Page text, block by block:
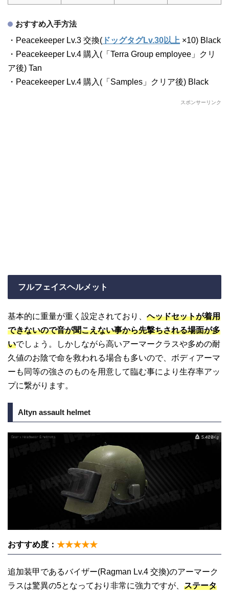
おすすめ入手方法
・Peacekeeper Lv.3 交換( ドッグタグLv.30以上 ×10) Black
・Peacekeeper Lv.4 購入(「Terra Group employee」クリ
ア後) Tan
・Peacekeeper Lv.4 購入(「Samples」クリア後) Black
スポンサーリンク
フルフェイスヘルメット
基本的に重量が重く設定されており、 ヘッドセットが着用
できないので音が聞こえない事から先撃ちされる場面が多
いでしょう。しかしながら高いアーマークラスや多めの耐
久値のお陰で命を救われる場合も多いので、ボディアーマ
ーも同等の強さのものを用意して臨む事により生存率アッ
プに繋がります。
Altyn assault helmet
おすすめ度： ★★★★★
追加装甲であるバイザー(Ragman Lv.4 交換)のアーマーク
ラスは驚異の5となっており非常に強力ですが、 ステータ